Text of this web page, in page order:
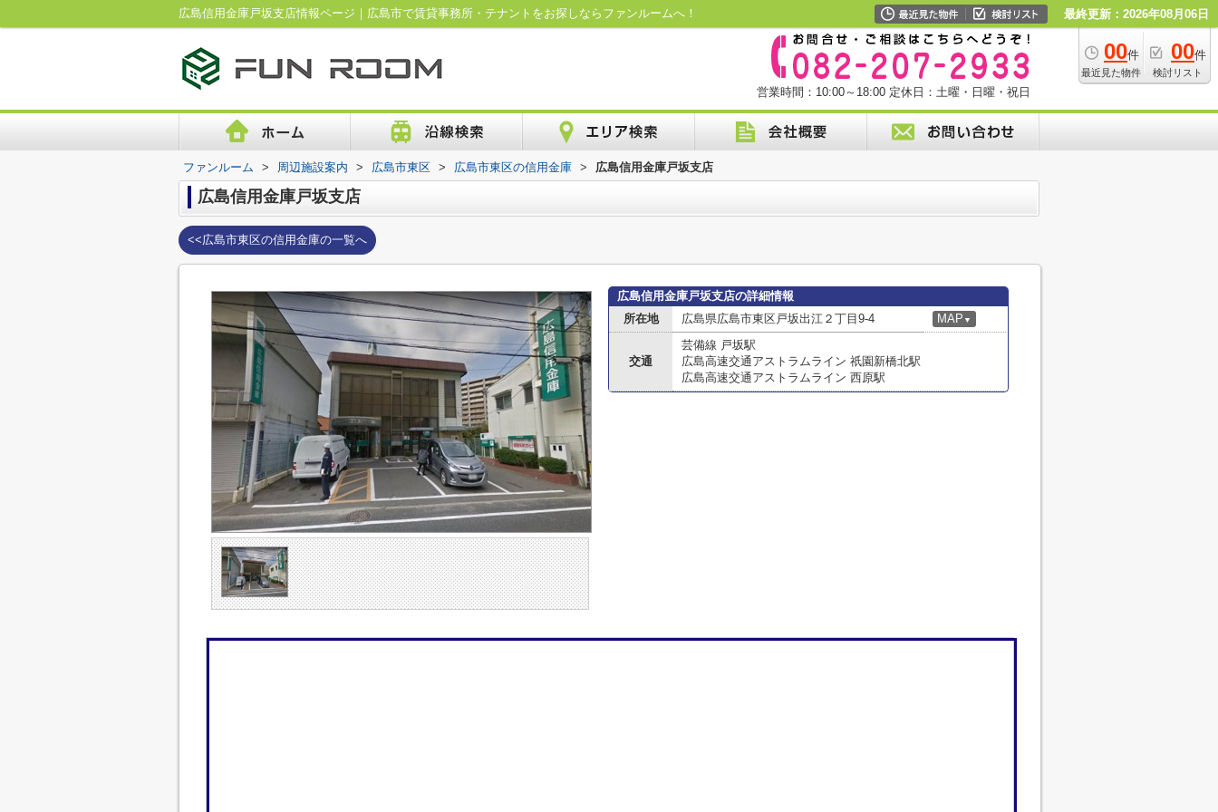
広島信用金庫戸坂支店情報ページ｜広島市で賃貸事務所・テナントをお探しならファンルームへ！ 最終更新：2026年08月06日
00件
最近見た物件
00件
検討リスト
営業時間：10:00～18:00 定休日：土曜・日曜・祝日
ファンルーム > 周辺施設案内 > 広島市東区 > 広島市東区の信用金庫 > 広島信用金庫戸坂支店
広島信用金庫戸坂支店
<<広島市東区の信用金庫の一覧へ
広島信用金庫戸坂支店の詳細情報
所在地
広島県広島市東区戸坂出江２丁目9-4 MAP ▼
交通
芸備線 戸坂駅
広島高速交通アストラムライン 祇園新橋北駅
広島高速交通アストラムライン 西原駅